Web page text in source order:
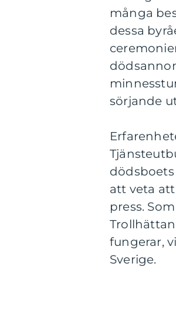
många
dessa
sörjande
att veta
press.
fungerar,
Sverige.